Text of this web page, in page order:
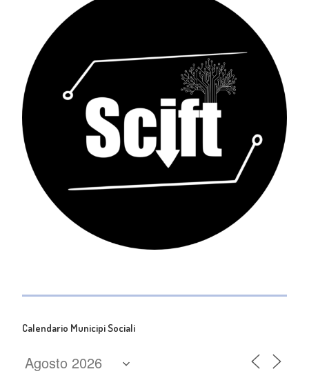
Calendario Municipi Sociali